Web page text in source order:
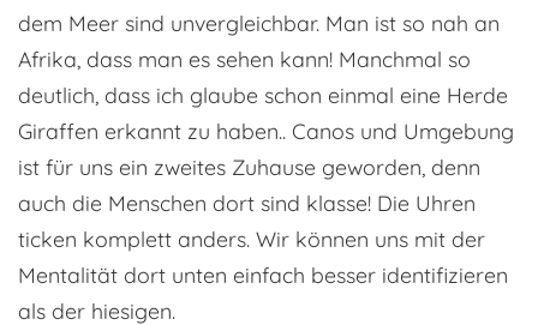
dem Meer sind unvergleichbar. Man ist so nah an
Afrika, dass man es sehen kann! Manchmal so
deutlich, dass ich glaube schon einmal eine Herde
Giraffen erkannt zu haben.. Canos und Umgebung
ist für uns ein zweites Zuhause geworden, denn
auch die Menschen dort sind klasse! Die Uhren
ticken komplett anders. Wir können uns mit der
Mentalität dort unten einfach besser identifizieren
als der hiesigen.